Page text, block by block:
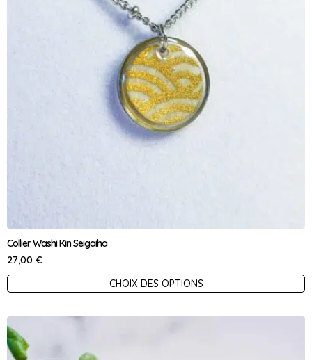
Collier Washi Kin Seigaiha
27,00 €
CHOIX DES OPTIONS
Ce
a
plusieurs
variations.